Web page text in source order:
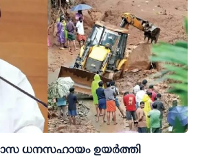
ധനസഹായം ഉയര്‍ത്തി